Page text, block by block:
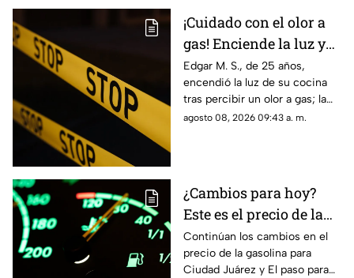
¡Cuidado con el olor a
gas! Enciende la luz y
genera explosión en
vivienda de Ciudad
Juárez
Edgar M. S., de 25 años,
encendió la luz de su cocina
tras percibir un olor a gas; la
chispante detonación le
agosto 08, 2026 09:43 a. m.
¿Cambios para hoy?
Este es el precio de la
gasolina para Ciudad
Juárez y El Paso
Continúan los cambios en el
precio de la gasolina para
Ciudad Juárez y El paso para